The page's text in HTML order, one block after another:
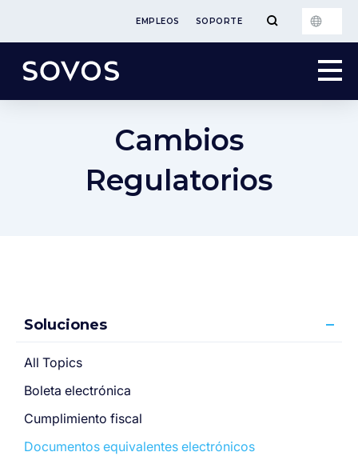
EMPLEOS SOPORTE
Cambios
Regulatorios
Soluciones
All Topics
Boleta electrónica
Cumplimiento fiscal
Documentos equivalentes electrónicos